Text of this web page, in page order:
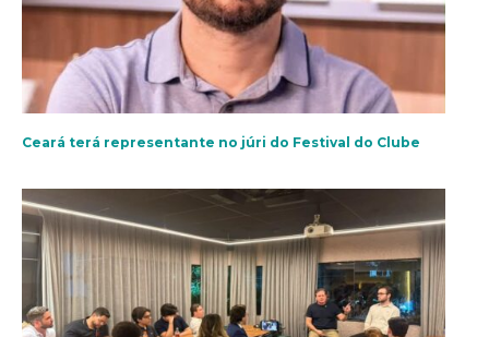
Ceará terá representante no júri do Festival do Clube